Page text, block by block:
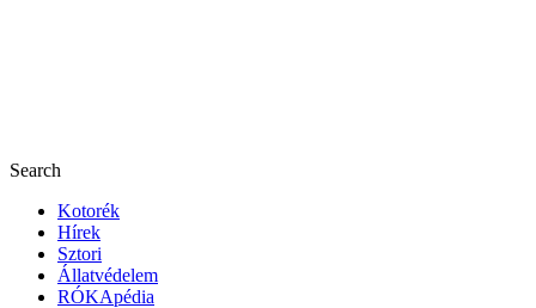
Search
Kotorék
Hírek
Sztori
Állatvédelem
RÓKApédia